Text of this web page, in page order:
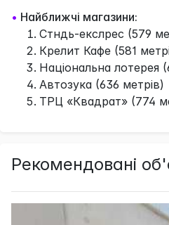
• Найближчі магазини:
Стндь-екслрес (579
Крелит Кафе (581
Національна лотерея
Автозука (636 метрів)
ТРЦ «Квадрат» (774
Рекомендовані